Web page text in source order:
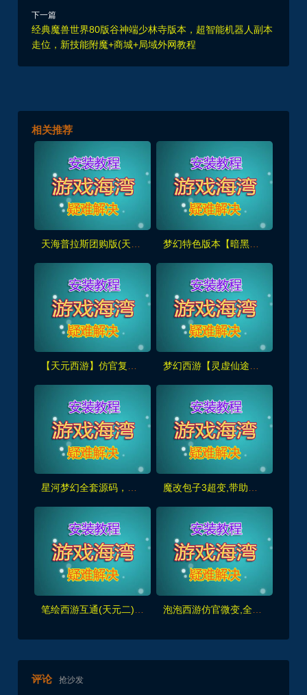
下一篇
经典魔兽世界80版谷神端少林寺版本，超智能机器人副本
走位，新技能附魔+商城+局域外网教程
相关推荐
梦幻特色版本【暗黑西游】暗黑副本-大陆-神器-称号等众多新鲜玩法，带全套源码及外网架设教程
泡泡西游仿官微变,全套源码，武神坛之战,挂机系统,抽奖系统,巅峰赛,千变万化-共享背包+局域外网教程+攻略
评论 抢沙发